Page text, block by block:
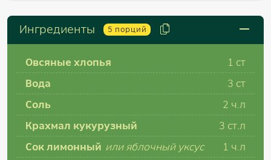
Ингредиенты 5 порций
Овсяные хлопья
1 ст
Вода
3 ст
Соль
2 ч.л
Крахмал кукурузный
3 ст.л
Сок лимонный или яблочный уксус
1 ч.л